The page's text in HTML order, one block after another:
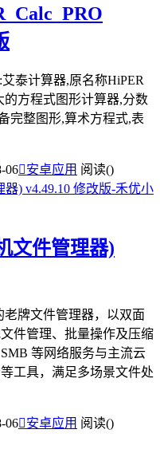
泰计算器,原名称HiPER
的方程式图形计算器,分数
完整图形,算术方程式,表
06安卓应用 阅读()
文件管理器)
老牌文件管理器，以双面
件管理、批量操作及压缩
等网络服务与主流云
工具，满足多场景文件处
06安卓应用 阅读()